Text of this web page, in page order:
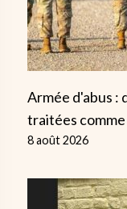
Armée d'abus :
traitées comme
8 août 2026